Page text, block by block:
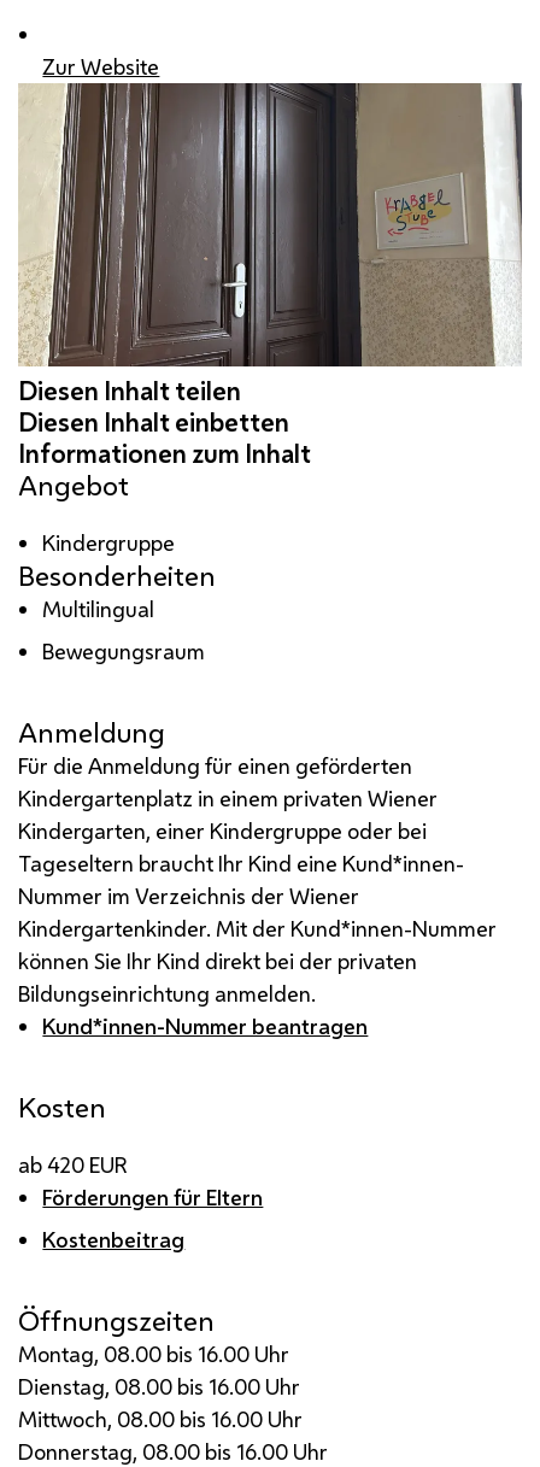
Zur Website
Angebot
Kindergruppe
Besonderheiten
Multilingual
Bewegungsraum
Anmeldung
Für die Anmeldung für einen geförderten
Kindergartenplatz in einem privaten Wiener
Kindergarten, einer Kindergruppe oder bei
Tageseltern braucht Ihr Kind eine Kund*innen-
Nummer im Verzeichnis der Wiener
Kindergartenkinder. Mit der Kund*innen-Nummer
können Sie Ihr Kind direkt bei der privaten
Bildungseinrichtung anmelden.
Kund*innen-Nummer beantragen
Kosten
ab 420 EUR
Förderungen für Eltern
Kostenbeitrag
Öffnungszeiten
Montag, 08.00 bis 16.00 Uhr
Dienstag, 08.00 bis 16.00 Uhr
Mittwoch, 08.00 bis 16.00 Uhr
Donnerstag, 08.00 bis 16.00 Uhr